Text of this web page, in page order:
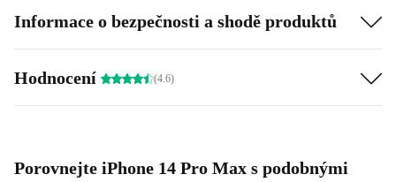
černá
Kapacita úložiště: 128 GB, 256 GB, 512 GB a 1 TB
Kamera: 48.0 MP
Informace o bezpečnosti a shodě produktů
Hodnocení (4.6)
Porovnejte iPhone 14 Pro Max s podobnými